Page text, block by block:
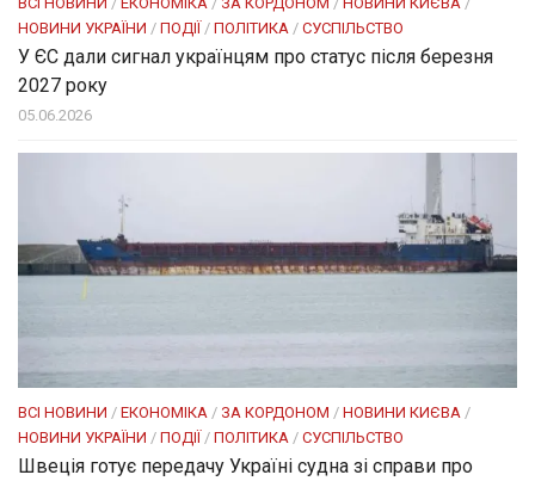
НОВИНИ УКРАЇНИ / ПОДІЇ/ ПОЛІТИКА / СУСПІЛЬСТВО
У ЄС дали сигнал українцям про статус після березня
2027 року
05.06.2026
ВСІ НОВИНИ / ЕКОНОМІКА / ЗА КОРДОНОМ / НОВИНИ КИЄВА /
НОВИНИ УКРАЇНИ / ПОДІЇ/ ПОЛІТИКА / СУСПІЛЬСТВО
Швеція готує передачу Україні судна зі справи про